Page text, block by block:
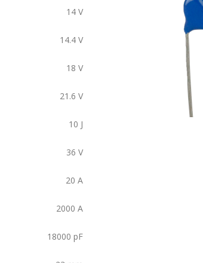
14 V
14.4 V
18 V
21.6 V
10 J
36 V
20 A
2000 A
18000 pF